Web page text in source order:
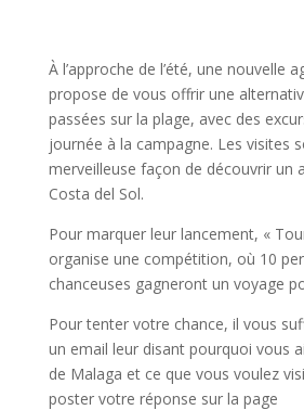
À l’approche de l’été, une nouvelle
propose de vous offrir une
passées sur la plage, avec des
journée à la campagne. Les visites
merveilleuse façon de découvrir un
Costa del Sol.
Pour marquer leur lancement, «
organise une compétition, où 10
chanceuses gagneront un voyage
Pour tenter votre chance, il vous
un email leur disant pourquoi vous
de Malaga et ce que vous voulez
poster votre réponse sur la page